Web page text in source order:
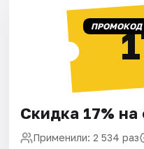
ПРОМОКОД
Скидка 17%
Применили: 2 534 раз